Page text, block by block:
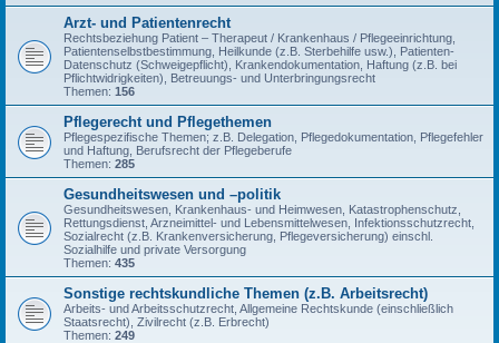
Arzt- und Patientenrecht
Rechtsbeziehung Patient – Therapeut / Krankenhaus / Pflegeeinrichtung,
Patientenselbstbestimmung, Heilkunde (z.B. Sterbehilfe usw.), Patienten-
Datenschutz (Schweigepflicht), Krankendokumentation, Haftung (z.B. bei
Pflichtwidrigkeiten), Betreuungs- und Unterbringungsrecht
Themen: 156
Pflegerecht und Pflegethemen
Pflegespezifische Themen; z.B. Delegation, Pflegedokumentation, Pflegefehler
und Haftung, Berufsrecht der Pflegeberufe
Themen: 285
Gesundheitswesen und –politik
Gesundheitswesen, Krankenhaus- und Heimwesen, Katastrophenschutz,
Rettungsdienst, Arzneimittel- und Lebensmittelwesen, Infektionsschutzrecht,
Sozialrecht (z.B. Krankenversicherung, Pflegeversicherung) einschl.
Sozialhilfe und private Versorgung
Themen: 435
Sonstige rechtskundliche Themen (z.B. Arbeitsrecht)
Arbeits- und Arbeitsschutzrecht, Allgemeine Rechtskunde (einschließlich
Staatsrecht), Zivilrecht (z.B. Erbrecht)
Themen: 249